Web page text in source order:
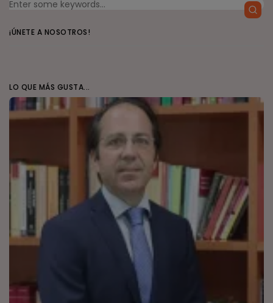
¡ÚNETE A NOSOTROS!
LO QUE MÁS GUSTA...